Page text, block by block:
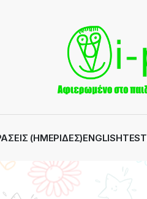
(ΗΜΕΡΊΔΕΣ)ENGLISHTEST